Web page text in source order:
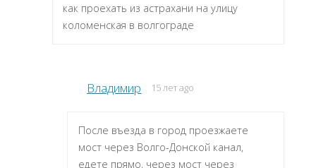
как проехать из астрахани на улицу
коломенская в волгограде
Владимир 15 лет ago
После въезда в город проезжаете
мост через Волго-Донской канал,
едете прямо, через мост через